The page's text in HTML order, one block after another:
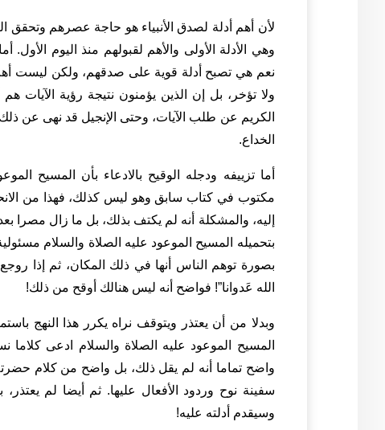
لأن أهم أدلة لصدق الأنبياء هو حاجة عصرهم وتحقق
وهي الأدلة الأولى والأهم لقبولهم منذ اليوم
نعم هي تصبح أدلة قوية على صدقهم، ولكن ليست
ولا تؤخر، بل إن الذين يؤمنون نتيجة رؤية الآيات
الكريم عن طلب الآيات، وحتى الإنجيل قد نهى عن
الخداع.
أما تزييفه ودجله الوقيح بالادعاء بأن المسيح
مكتوب في كتاب سابق وهو ليس كذلك، فهذا من
إليه، والمشكلة أنه لم يكتف بذلك، بل ما زال مصرا
بتحميله المسيح الموعود عليه الصلاة والسلام
بصورة توهم الناس أنها في ذلك المكان، ثم إذا
الله عَدوانا”! فواضح أنه ليس هنالك أوقح من ذلك!
وبدلا من أن يعتذر ويتوقف نراه يكرر هذا النهج
المسيح الموعود عليه الصلاة والسلام ادعى
واضح تماما أنه لم يقل ذلك، بل واضح من كلام
سفينة نوح وردود الأفعال عليها. ثم أيضا لم
وسيقدم أدلته عليه!